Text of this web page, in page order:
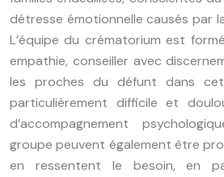
détresse émotionnelle causés par
L’équipe du crématorium est
empathie, conseiller avec
les proches du défunt dans
particulièrement difficile et
d’accompagnement
groupe peuvent également être
en ressentent le besoin, en